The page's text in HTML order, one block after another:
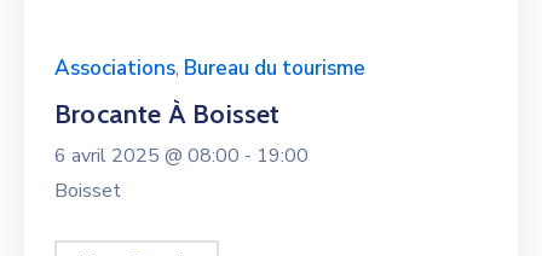
Associations, Bureau du tourisme
Brocante À Boisset
6 avril 2025 @ 08:00 - 19:00
Boisset